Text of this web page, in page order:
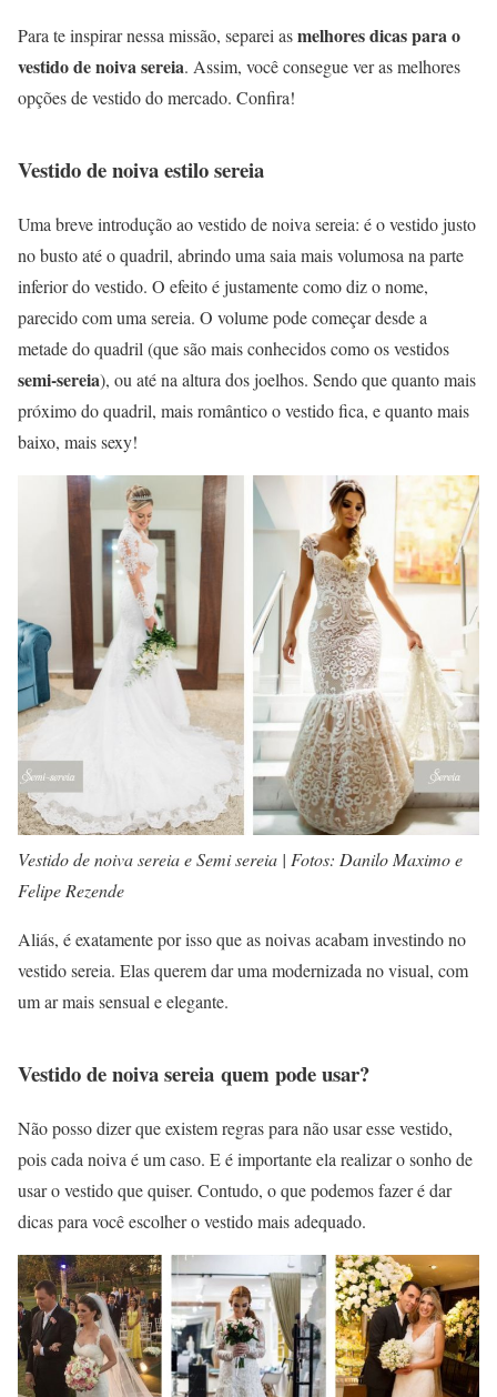
Para te inspirar nessa missão, separei asmelhores dicas para o
vestido de noiva sereia. Assim, você consegue ver as melhores
opções de vestido do mercado. Confira!
Vestido de noiva estilo sereia
Uma breve introdução ao vestido de noiva sereia: é o vestido justo
no busto até o quadril, abrindo uma saia mais volumosa na parte
inferior do vestido. O efeito é justamente como diz o nome,
parecido com uma sereia. O volume pode começar desde a
metade do quadril (que são mais conhecidos como os vestidos
semi-sereia), ou até na altura dos joelhos. Sendo que quanto mais
próximo do quadril, mais romântico o vestido fica, e quanto mais
baixo, mais sexy!
Vestido de noiva sereia e Semi sereia | Fotos: Danilo Maximo e
Felipe Rezende
Aliás, é exatamente por isso que as noivas acabam investindo no
vestido sereia. Elas querem dar uma modernizada no visual, com
um ar mais sensual e elegante.
Vestido de noiva sereia quem pode usar?
Não posso dizer que existem regras para não usar esse vestido,
pois cada noiva é um caso. E é importante ela realizar o sonho de
usar o vestido que quiser. Contudo, o que podemos fazer é dar
dicas para você escolher o vestido mais adequado.